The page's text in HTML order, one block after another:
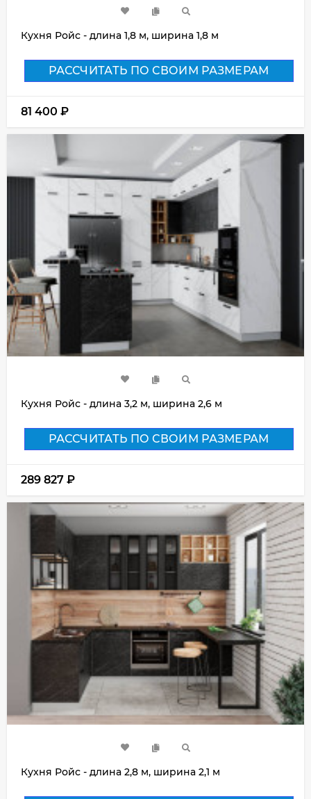
Кухня Ройс - длина 1,8 м, ширина 1,8 м
РАССЧИТАТЬ ПО СВОИМ РАЗМЕРАМ
81 400 ₽
Кухня Ройс - длина 3,2 м, ширина 2,6 м
РАССЧИТАТЬ ПО СВОИМ РАЗМЕРАМ
289 827 ₽
Кухня Ройс - длина 2,8 м, ширина 2,1 м